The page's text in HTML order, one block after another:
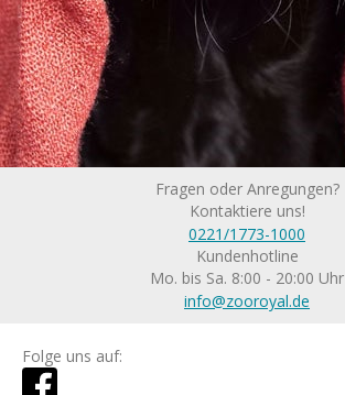
Fragen oder Anregungen?
Kontaktiere uns!
0221/1773-1000
Kundenhotline
Mo. bis Sa. 8:00 - 20:00 Uhr
info@zooroyal.de
Folge uns auf: